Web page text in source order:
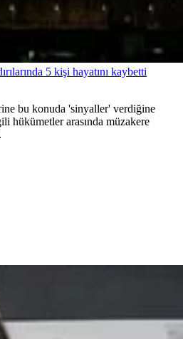
5 kişi hayatını kaybetti
bu konuda 'sinyaller' verdiğine
hükümetler arasında müzakere